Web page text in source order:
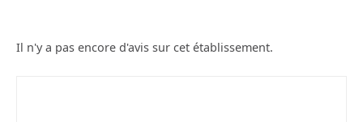
Il n'y a pas encore d'avis sur cet établissement.